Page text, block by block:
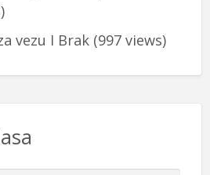
vezu I Brak(997 views)